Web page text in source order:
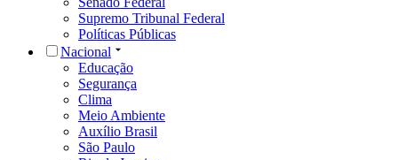
Supremo Tribunal Federal
Políticas Públicas
Nacional
Educação
Segurança
Clima
Meio Ambiente
Auxílio Brasil
São Paulo